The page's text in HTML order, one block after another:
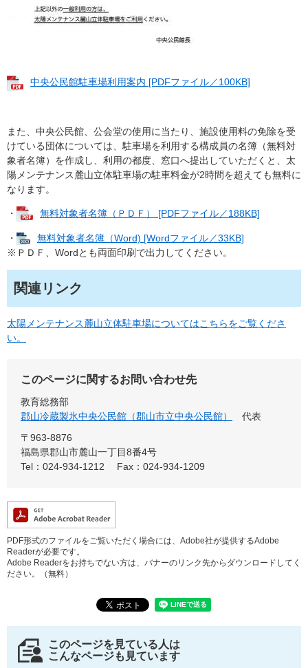
中央公民館駐車場利用案内 [PDFファイル／100KB]
また、中央公民館、公会堂の使用に当たり、施設使用料の免除を受
けている団体については、駐車場を利用する構成員の名簿（無料対
象者名簿）を作成し、利用の都度、窓口へ提出していただくと、太
陽メンテナンス麓山立体駐車場の駐車料金が2時間を超えても無料に
なります。
・ 無料対象者名簿（ＰＤＦ） [PDFファイル／188KB]
・
無料対象者名簿（Word) [Wordファイル／33KB]
※ＰＤＦ、Wordとも両面印刷で出力してください。
関連リンク
太陽メンテナンス麓山立体駐車場についてはこちらをご覧くださ
い。
このページに関するお問い合わせ先
教育総務部
郡山冷蔵製氷中央公民館（郡山市立中央公民館）
代表
〒963-8876
福島県郡山市麓山一丁目8番4号
Tel：024-934-1212
Fax：024-934-1209
PDF形式のファイルをご覧いただく場合には、Adobe社が提供するAdobe
Readerが必要です。
Adobe Readerをお持ちでない方は、バナーのリンク先からダウンロードしてく
ださい。（無料）
このページを見ている人は
こんなページも見ています